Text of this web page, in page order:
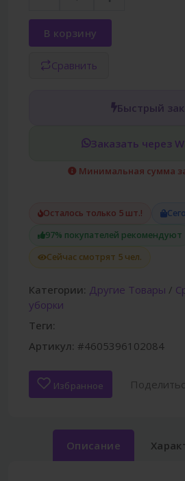
В корзину
Сравнить
Быстрый
Заказать через
Минимальная сумма
Осталось только 5 шт.!
97% покупателей рекомендуют
Сейчас смотрят 5 чел.
Категории: Другие Товары /
уборки
Теги:
Артикул: #4605396102084
Избранное
Описание